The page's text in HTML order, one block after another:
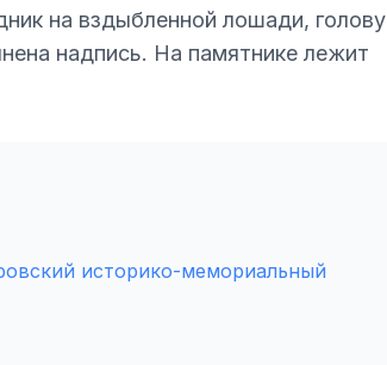
на вздыбленной лошади, голову
надпись. На памятнике лежит
историко-мемориальный